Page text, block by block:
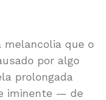
melancolia que o
por algo
prolongada
iminente — de